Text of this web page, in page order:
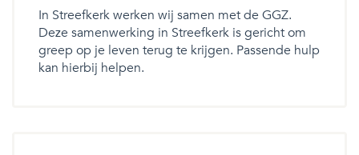
In Streefkerk werken wij samen met de GGZ.
Deze samenwerking in Streefkerk is gericht om
greep op je leven terug te krijgen. Passende hulp
kan hierbij helpen.